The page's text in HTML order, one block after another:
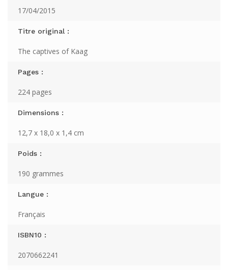
17/04/2015
Titre original :
The captives of Kaag
Pages :
224 pages
Dimensions :
12,7 x 18,0 x 1,4 cm
Poids :
190 grammes
Langue :
Français
ISBN10 :
2070662241